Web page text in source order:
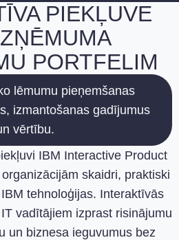
PIEKĻUVE
PORTFELIM
lēmumu pieņemšanas
izmantošanas gadījumus
vērtību.
IBM Interactive Product
skaidri, praktiski
tehnoloģijas. Interaktīvās
vadītājiem izprast risinājumu
un biznesa ieguvumus bez